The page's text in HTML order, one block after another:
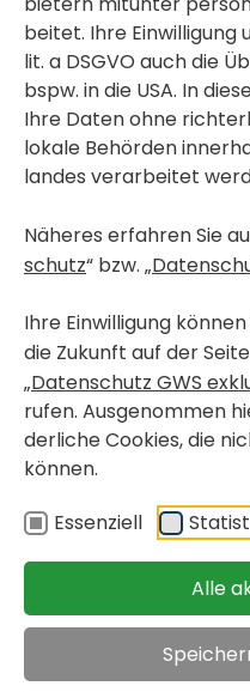
beitet. Ihre Einwil­li­gung
lit. a DSGVO auch die
bspw. in die USA. In
Ihre Daten ohne
lokale Behörden
landes verar­beitet
Näheres erfahren Sie
schutz“ bzw. „
Ihre Einwil­li­gung
die Zukunft auf der Seite
„Daten­schutz GWS
rufen. Ausge­nommen
der­liche Cookies, die
können.
Essen­ziell
Alle
Kontakt­person
T.0316/​8054 260